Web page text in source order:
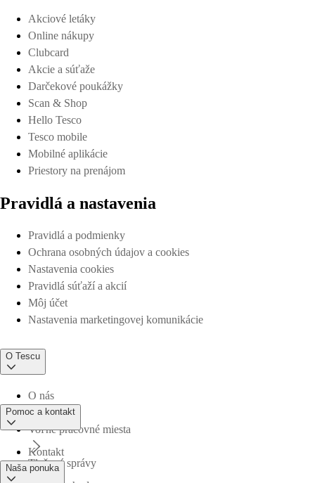
Akciové letáky
Online nákupy
Clubcard
Akcie a súťaže
Darčekové poukážky
Scan & Shop
Hello Tesco
Tesco mobile
Mobilné aplikácie
Priestory na prenájom
Pravidlá a nastavenia
Pravidlá a podmienky
Ochrana osobných údajov a cookies
Nastavenia cookies
Pravidlá súťaží a akcií
Môj účet
Nastavenia marketingovej komunikácie
O Tescu
O nás
Voľné pracovné miesta
Tlačové správy
Pomoc a kontakt
Kontakt
Naša ponuka